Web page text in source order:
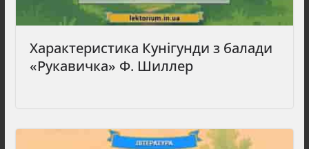
Характеристика Кунігунди з балади
«Рукавичка» Ф. Шиллер